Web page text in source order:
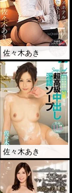
佐々木あき
佐々木あき